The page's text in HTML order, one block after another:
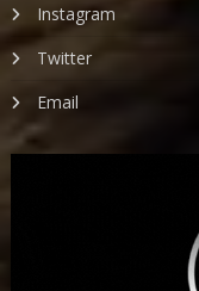
Instagram
Twitter
Email